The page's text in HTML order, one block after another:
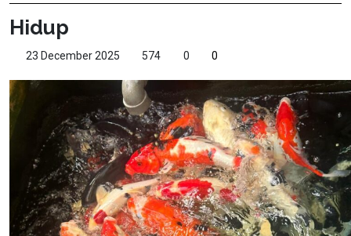
Hidup
23 December 2025 574 0 0